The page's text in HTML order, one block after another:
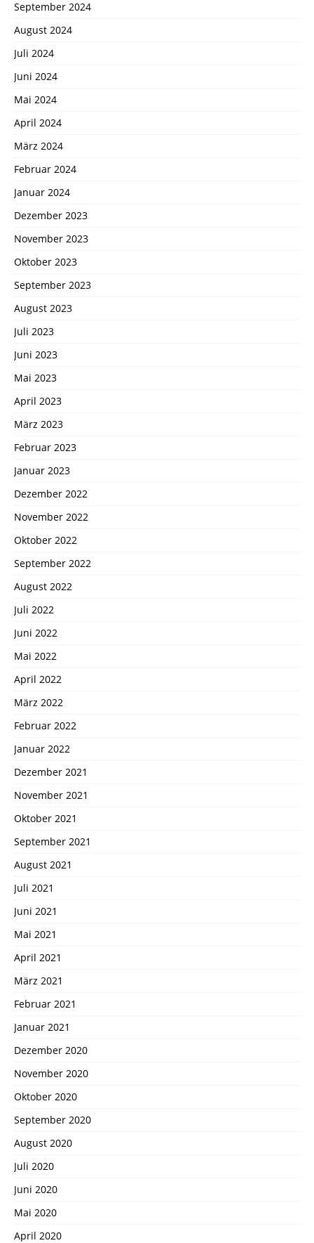
September 2024
August 2024
Juli 2024
Juni 2024
Mai 2024
April 2024
März 2024
Februar 2024
Januar 2024
Dezember 2023
November 2023
Oktober 2023
September 2023
August 2023
Juli 2023
Juni 2023
Mai 2023
April 2023
März 2023
Februar 2023
Januar 2023
Dezember 2022
November 2022
Oktober 2022
September 2022
August 2022
Juli 2022
Juni 2022
Mai 2022
April 2022
März 2022
Februar 2022
Januar 2022
Dezember 2021
November 2021
Oktober 2021
September 2021
August 2021
Juli 2021
Juni 2021
Mai 2021
April 2021
März 2021
Februar 2021
Januar 2021
Dezember 2020
November 2020
Oktober 2020
September 2020
August 2020
Juli 2020
Juni 2020
Mai 2020
April 2020